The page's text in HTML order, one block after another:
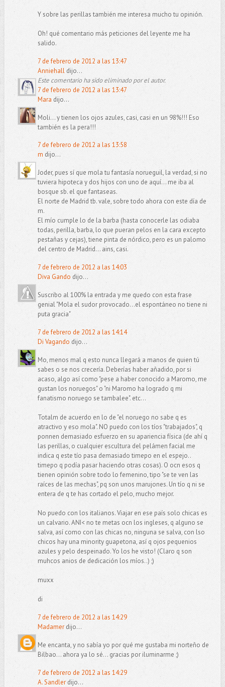
Y sobre las perillas también me interesa mucho tu opinión.
Oh! qué comentario más peticiones del leyente me ha
salido.
7 de febrero de 2012 a las 13:47
Anniehalldijo...
Este comentario ha sido eliminado por el autor.
7 de febrero de 2012 a las 13:47
Mara dijo...
Moli... y tienen los ojos azules, casi, casi en un 98%!!! Eso
también es la pera!!!
7 de febrero de 2012 a las 13:58
m dijo...
Joder, pues sí que mola tu fantasía norueguil, la verdad, si no
tuviera hipoteca y dos hijos con uno de aquí... me iba al
bosque sb. el que fantaseas.
El norte de Madrid tb. vale, sobre todo ahora con este día de
m.
El mío cumple lo de la barba (hasta conocerle las odiaba
todas, perilla, barba, lo que pueran pelos en la cara excepto
pestañas y cejas), tiene pinta de nórdico, pero es un palomo
del centro de Madrid... ains, casi.
7 de febrero de 2012 a las 14:03
Diva Gando dijo...
Suscribo al 100% la entrada y me quedo con esta frase
genial "Mola el sudor provocado…el espontáneo no tiene ni
puta gracia"
7 de febrero de 2012 a las 14:14
Di Vagando dijo...
Mo, menos mal q esto nunca llegará a manos de quien tú
sabes o se nos crecería. Deberías haber añadido, por si
acaso, algo así como "pese a haber conocido a Maromo, me
gustan los noruegos" o "ni Maromo ha logrado q mi
fanatismo noruego se tambalee". etc...
Totalm de acuerdo en lo de "el noruego no sabe q es
atractivo y eso mola". NO puedo con los tíos "trabajados", q
ponnen demasiado esfuerzo en su apariencia física (de ahí q
las perillas, o cualquier escultura del pelámen facial me
indica q este tío pasa demasiado timepo en el espejo..
timepo q podía pasar haciendo otras cosas). O ocn esos q
tienen opinión sobre todo lo femenino, tipo "se te ven las
raíces de las mechas", pq son unos marujones. Un tío q ni se
entera de q te has cortado el pelo, mucho mejor.
No puedo con los italianos. Viajar en ese país solo chicas es
un calvario. ANI< no te metas ocn los ingleses, q alguno se
salva, así como con las chicas no, ninguna se salva, con lso
chicos hay una minority guapetona, así q ojos pequenios
azules y pelo despeinado. Yo los he visto! (Claro q son
muhcos anios de dedicación los míos..) ;)
muxx
di
7 de febrero de 2012 a las 14:29
Madamerdijo...
Me encanta, y no sabía yo por qué me gustaba mi norteño de
Bilbao... ahora ya lo sé... gracias por iluminarme ;)
7 de febrero de 2012 a las 14:29
A. Sandlerdijo...